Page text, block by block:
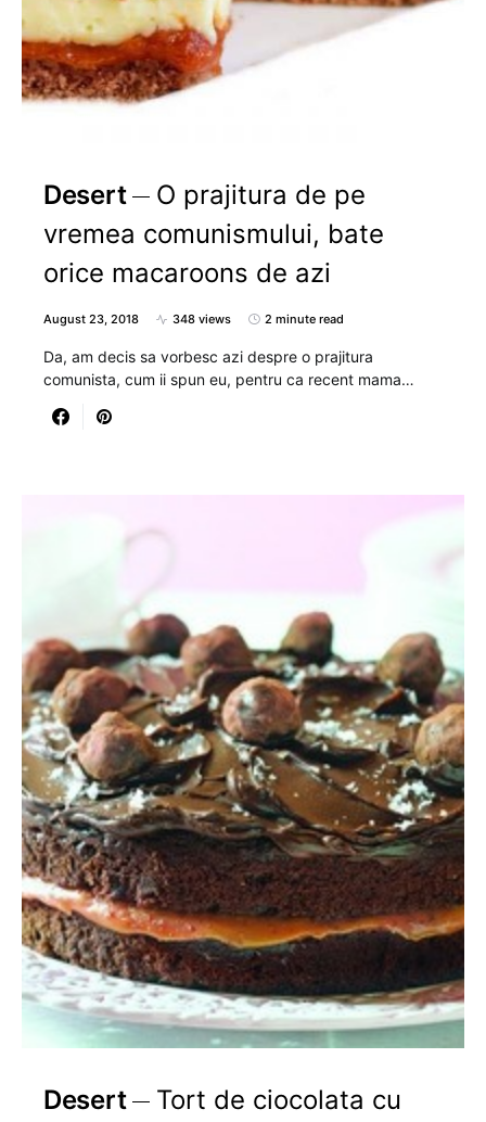
Desert
O prajitura de pe
vremea comunismului, bate
orice macaroons de azi
August 23, 2018 348 views 2 minute read
Da, am decis sa vorbesc azi despre o prajitura
comunista, cum ii spun eu, pentru ca recent mama…
Desert
Tort de ciocolata cu